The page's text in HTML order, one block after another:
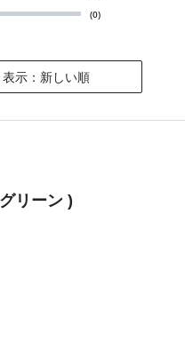
(0)
表示：新しい順
リーン )